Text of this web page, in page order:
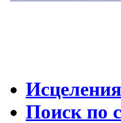
Исцеления
Поиск по